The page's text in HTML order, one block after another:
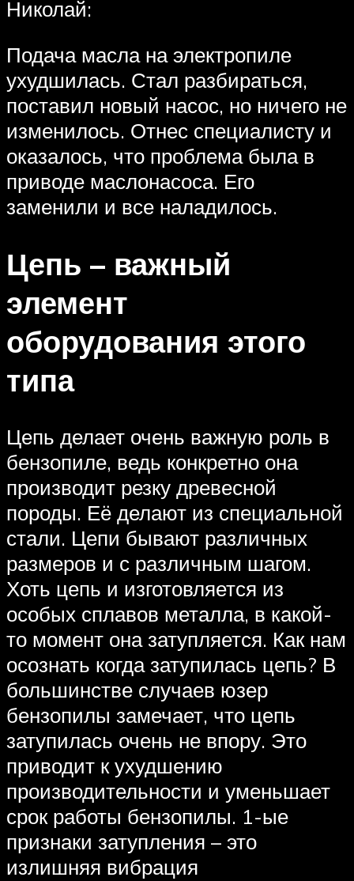
Николай:
Подача масла на электропиле
ухудшилась. Стал разбираться,
поставил новый насос, но ничего не
изменилось. Отнес специалисту и
оказалось, что проблема была в
приводе маслонасоса. Его
заменили и все наладилось.
Цепь – важный
элемент
оборудования этого
типа
Цепь делает очень важную роль в
бензопиле, ведь конкретно она
производит резку древесной
породы. Её делают из специальной
стали. Цепи бывают различных
размеров и с различным шагом.
Хоть цепь и изготовляется из
особых сплавов металла, в какой-
то момент она затупляется. Как нам
осознать когда затупилась цепь? В
большинстве случаев юзер
бензопилы замечает, что цепь
затупилась очень не впору. Это
приводит к ухудшению
производительности и уменьшает
срок работы бензопилы. 1-ые
признаки затупления – это
излишняя вибрация